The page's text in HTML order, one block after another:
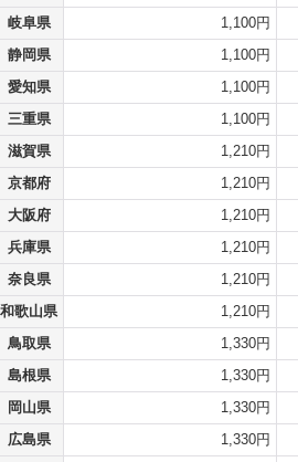
岐阜県
1,100円
静岡県
1,100円
愛知県
1,100円
三重県
1,100円
滋賀県
1,210円
京都府
1,210円
大阪府
1,210円
兵庫県
1,210円
奈良県
1,210円
和歌山県
1,210円
鳥取県
1,330円
島根県
1,330円
岡山県
1,330円
広島県
1,330円